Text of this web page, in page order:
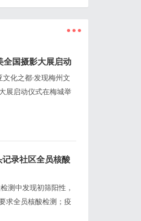
...
全国摄影大展启动
化之都·发现梅州文
展启动仪式在梅城举
记录社区全员核酸
测中发现初筛阳性，
求全员核酸检测；疫